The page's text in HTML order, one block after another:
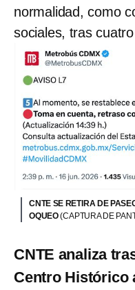
normalidad, como
sociales, tras
CNTE SE RETIRA DE
OQUEO(CAPTURA DE
CNTE analiza
Centro Histórico